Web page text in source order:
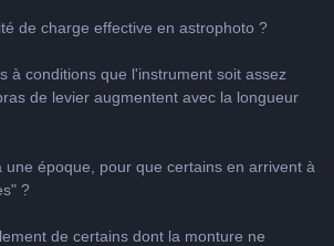
de charge effective en astrophoto ?
à conditions que l'instrument soit assez
de levier augmentent avec la longueur
une époque, pour que certains en arrivent à
?
de certains dont la monture ne